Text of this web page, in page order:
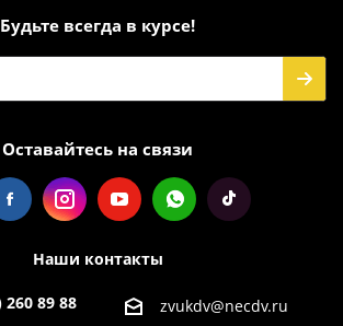
Будьте всегда в курсе!
Оставайтесь на связи
Наши контакты
260 89 88 zvukdv@necdv.ru